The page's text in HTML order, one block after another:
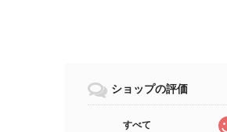
ショップの評価
すべて